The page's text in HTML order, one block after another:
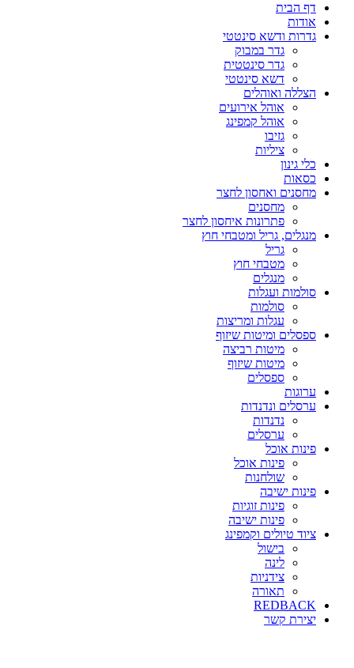
דף הבית
אודות
גדרות ודשא סינטטי
גדר במבוק
גדר סינטטית
דשא סינטטי
הצללה ואוהלים
אוהל אירועים
אוהל קמפינג
גזיבו
ציליות
כלי גינון
כסאות
מחסנים ואחסון לחצר
מחסנים
פתרונות איחסון לחצר
מנגלים, גריל ומטבחי חוץ
גריל
מטבחי חוץ
מנגלים
סולמות ועגלות
סולמות
עגלות ומריצות
ספסלים ומיטות שיזוף
מיטות רביצה
מיטות שיזוף
ספסלים
ערוגות
ערסלים ונדנדות
נדנדות
ערסלים
פינות אוכל
פינות אוכל
שולחנות
פינות ישיבה
פינות זוגיות
פינות ישיבה
ציוד טיולים וקמפינג
בישול
לינה
צידניות
תאורה
REDBACK
יצירת קשר